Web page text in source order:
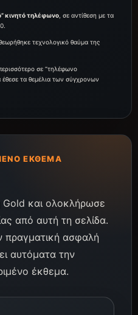
κινητό τηλέφωνο, σε αντίθεση με τα
τεχνολογικό θαύμα της
σε “τηλέφωνο
έθεσε τα θεμέλια των σύγχρονων
ΈΚΘΕΜΑ
Gold και ολοκλήρωσε
από αυτή τη σελίδα.
πραγματική ασφαλή
αυτόματα την
έκθεμα.